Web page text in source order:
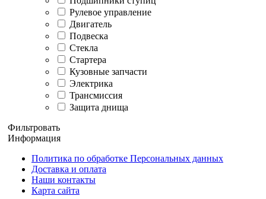
Рулевое управление
Двигатель
Подвеска
Стекла
Стартера
Кузовные запчасти
Электрика
Трансмиссия
Защита днища
Фильтровать
Информация
Политика по обработке Персональных данных
Доставка и оплата
Наши контакты
Карта сайта